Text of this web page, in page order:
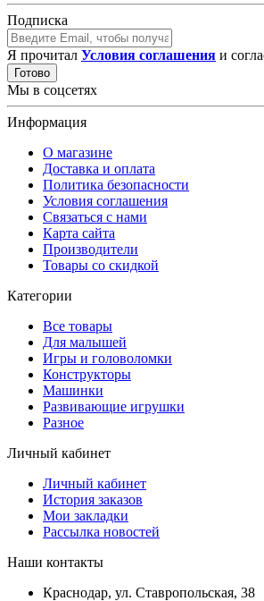
Подписка
Я прочитал Условия соглашения и
Готово
Мы в соцсетях
Информация
О магазине
Доставка и оплата
Политика безопасности
Условия соглашения
Связаться с нами
Карта сайта
Производители
Товары со скидкой
Категории
Все товары
Для малышей
Игры и головоломки
Конструкторы
Машинки
Развивающие игрушки
Разное
Личный кабинет
Личный кабинет
История заказов
Мои закладки
Рассылка новостей
Наши контакты
Краснодар, ул. Ставропольская, 38